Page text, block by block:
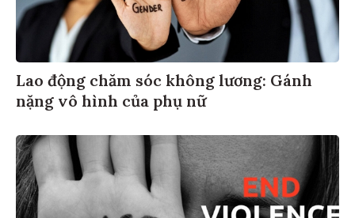
Lao động chăm sóc không lương: Gánh
nặng vô hình của phụ nữ